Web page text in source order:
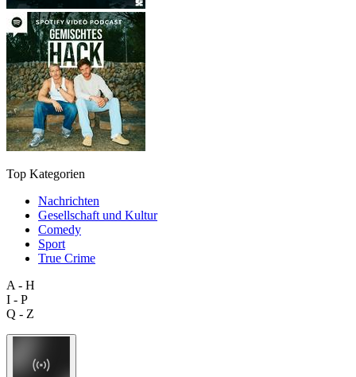
Top Kategorien
Nachrichten
Gesellschaft und Kultur
Comedy
Sport
True Crime
A - H
I - P
Q - Z